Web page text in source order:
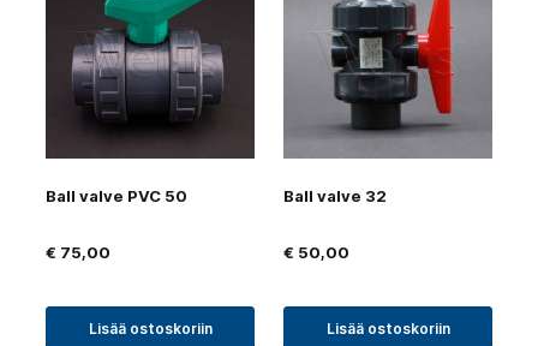
Ball valve PVC 50
€ 75,00
Lisää ostoskoriin
Ball valve 32
€ 50,00
Lisää ostoskoriin